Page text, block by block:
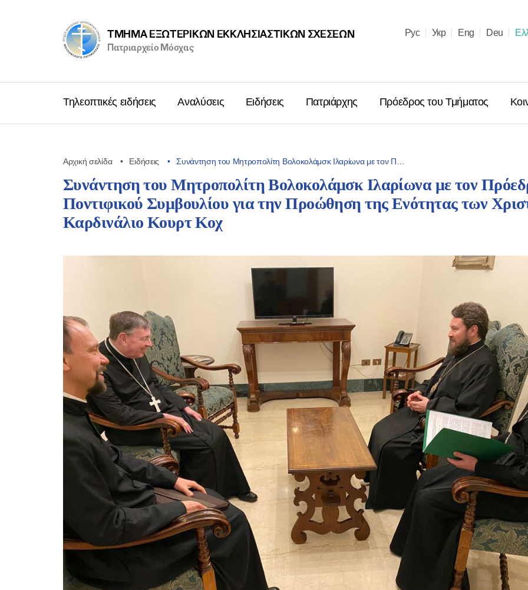
ΤΜΉΜΑ ΕΞΩΤΕΡΙΚΩΝ ΕΚΚΛΗΣΙΑΣΤΙΚΩΝ ΣΧΈΣΕΩΝ
Πατριαρχείο Μόσχας
Рус Укр Eng Deu
Τηλεοπτικές ειδήσεις Αναλύσεις Ειδήσεις Πατριάρχης Πρόεδρος του Τμήματος
Αρχική σελίδα Ειδήσεις Συνάντηση του Μητροπολίτη Βολοκολάμσκ Ιλαρίωνα με τον Π…
Συνάντηση του Μητροπολίτη Βολοκολάμσκ Ιλαρίωνα με τον
Ποντιφικού Συμβουλίου για την Προώθηση της Ενότητας των
Καρδινάλιο Κουρτ Κοχ
Μήνυμα
06.01.2026
Κύριλλος
Γάλλο
ντε Γκωλ
18.12.2025
συνομιλία
Εκκλησιών
18.12.2025